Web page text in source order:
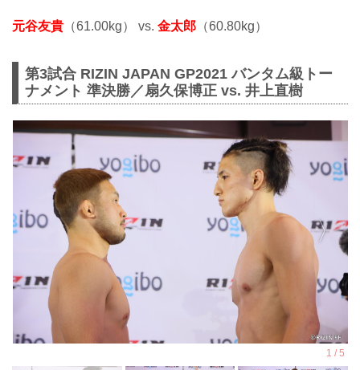
元谷友貴 （61.00kg） vs. 金太郎 （60.80kg）
第3試合 RIZIN JAPAN GP2021 バンタム級トー
ナメント 準決勝／扇久保博正 vs. 井上直樹